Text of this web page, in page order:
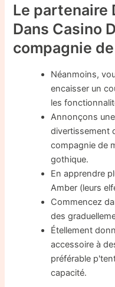
Le partenaire
Dans Casino
compagnie de
Néanmoins,
encaisser un
les
Annonçons
divertissement
compagnie de
gothique.
En apprendre
Amber (leurs
Commencez
des
Étellement
accessoire à
préférable
capacité.